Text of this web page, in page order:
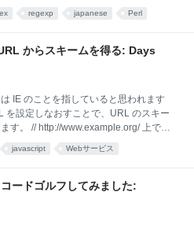
ふたつの問題があります。 Unicode ス
していない。 そもそも Unicode の符号
ッチさせたいときは、サロゲートペア
。 これに関しては ECMAScript 2015
見込み。 とはいえ、解決不能な問題
regexp japanese Perl
からスキームを得る: Days
IE のことを指していると思われます
を設定しなおすことで、URL のスキー
す。 // http://www.example.org/ 上で実
7 で絶対 URL を設定。 // elm.href =
対 URL を設定。 elm.href += '';
javascript Webサービス
ードゴルフしてみました: